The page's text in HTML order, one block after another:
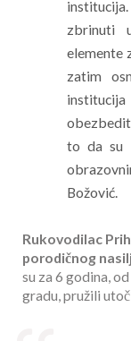
zbrinuti
elemente
zatim
to da su
Božović.
Rukovodilac
porodičnog
su za 6 godina,
gradu, pružili